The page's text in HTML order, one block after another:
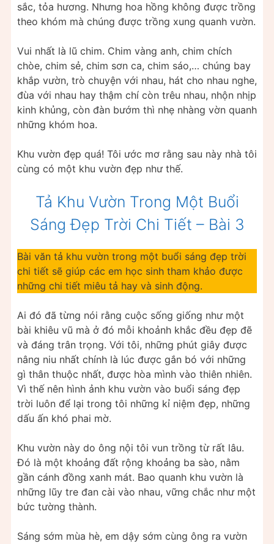
sắc, tỏa hương. Nhưng hoa hồng không được trồng
theo khóm mà chúng được trồng xung quanh vườn.
Vui nhất là lũ chim. Chim vàng anh, chim chích
chòe, chim sẻ, chim sơn ca, chim sáo,… chúng bay
khắp vườn, trò chuyện với nhau, hát cho nhau nghe,
đùa với nhau hay thậm chí còn trêu nhau, nhộn nhịp
kinh khủng, còn đàn bướm thì nhẹ nhàng vờn quanh
những khóm hoa.
Khu vườn đẹp quá! Tôi ước mơ rằng sau này nhà tôi
cùng có một khu vườn đẹp như thế.
Tả Khu Vườn Trong Một Buổi
Sáng Đẹp Trời Chi Tiết – Bài 3
Bài văn tả khu vườn trong một buổi sáng đẹp trời
chi tiết sẽ giúp các em học sinh tham khảo được
những chi tiết miêu tả hay và sinh động.
Ai đó đã từng nói rằng cuộc sống giống như một
bài khiêu vũ mà ở đó mỗi khoảnh khắc đều đẹp đẽ
và đáng trân trọng. Với tôi, những phút giây được
nâng niu nhất chính là lúc được gắn bó với những
gì thân thuộc nhất, được hòa mình vào thiên nhiên.
Vì thế nên hình ảnh khu vườn vào buổi sáng đẹp
trời luôn để lại trong tôi những kỉ niệm đẹp, những
dấu ấn khó phai mờ.
Khu vườn này do ông nội tôi vun trồng từ rất lâu.
Đó là một khoảng đất rộng khoảng ba sào, nằm
gần cánh đồng xanh mát. Bao quanh khu vườn là
những lũy tre đan cài vào nhau, vững chắc như một
bức tường thành.
Sáng sớm mùa hè, em dậy sớm cùng ông ra vườn